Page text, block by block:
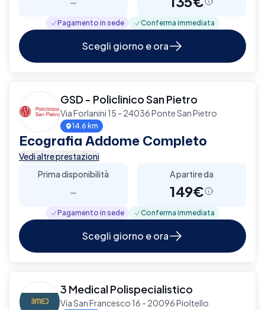
Pagamento in sede Conferma immediata
Scegli giorno e ora
GSD - Policlinico San Pietro
Via Forlanini 15 - 24036 Ponte San Pietro
14.6 km
Ecografia Addome Completo
Vedi altre prestazioni
Prima disponibilità
-
A partire da
149€
Pagamento in sede Conferma immediata
Scegli giorno e ora
3 Medical Polispecialistico
Via San Francesco 16 - 20096 Pioltello